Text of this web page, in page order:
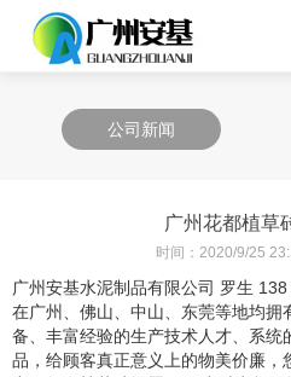
公司新闻
广州花都植草
时间： 2020/9/25
广州安基水泥制品有限公司 罗生
在广州、佛山、中山、东莞等地均
备、丰富经验的生产技术人才、系
品，给顾客真正意义上的物美价廉，